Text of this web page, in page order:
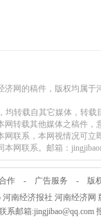
网的稿件，版权均属于
均转载自其它媒体，转载
转载其他媒体之稿件，
联系，本网视情况可立
网联系。邮箱：
作 - 广告服务 - 版
河南经济报社 河南经济网
系邮箱:jingjibao@qq.com